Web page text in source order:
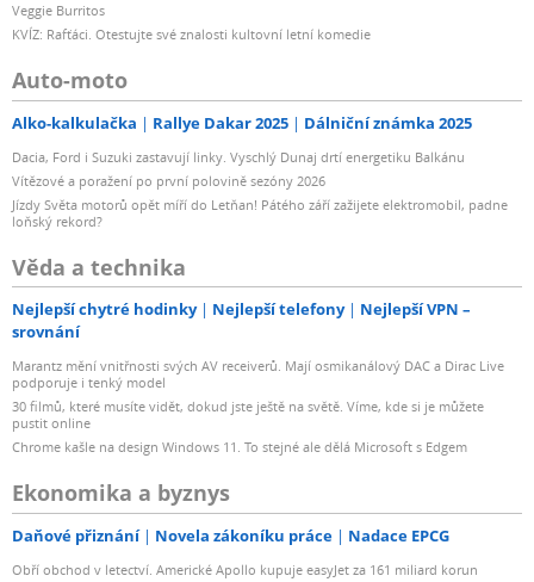
Veggie Burritos
KVÍZ: Rafťáci. Otestujte své znalosti kultovní letní komedie
Auto-moto
Alko-kalkulačka Rallye Dakar 2025 Dálniční známka 2025
Dacia, Ford i Suzuki zastavují linky. Vyschlý Dunaj drtí energetiku Balkánu
Vítězové a poražení po první polovině sezóny 2026
Jízdy Světa motorů opět míří do Letňan! Pátého září zažijete elektromobil, padne
loňský rekord?
Věda a technika
Nejlepší chytré hodinky Nejlepší telefony
Nejlepší VPN –
srovnání
Marantz mění vnitřnosti svých AV receiverů. Mají osmikanálový DAC a Dirac Live
podporuje i tenký model
30 filmů, které musíte vidět, dokud jste ještě na světě. Víme, kde si je můžete
pustit online
Chrome kašle na design Windows 11. To stejné ale dělá Microsoft s Edgem
Ekonomika a byznys
Daňové přiznání Novela zákoníku práce Nadace EPCG
Obří obchod v letectví. Americké Apollo kupuje easyJet za 161 miliard korun